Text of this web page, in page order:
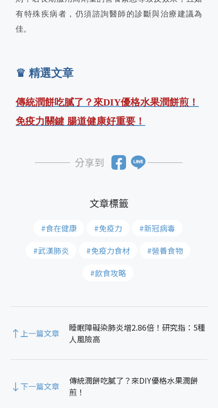
有特殊疾病者，仍須諮詢醫師的診斷與治療建議為
佳。
♛ 精選文章
傳統潤餅吃膩了？來DIY優格水果潤餅煎！
免疫力關鍵 腸道健康好重要！
分享到
#食在健康 #免疫力
#新冠病毒
#武漢肺炎
#免疫力食材
#營養食物
#飲食攻略
上一篇文章
睡眠障礙染肺炎增2.86倍！研究指：5種
人風險高
下一篇文章
傳統潤餅吃膩了？來DIY優格水果潤餅
煎！